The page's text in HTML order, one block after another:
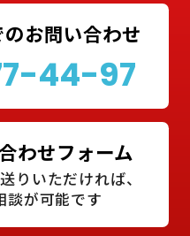
お問い合わせ
44-97
わせフォーム
りいただければ、
談が可能です